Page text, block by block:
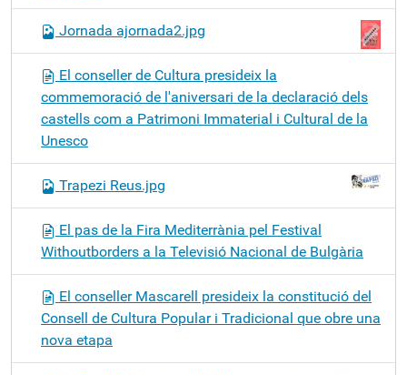
Jornada ajornada2.jpg
El conseller de Cultura presideix la
commemoració de l'aniversari de la declaració dels
castells com a Patrimoni Immaterial i Cultural de la
Unesco
Trapezi Reus.jpg
El pas de la Fira Mediterrània pel Festival
Withoutborders a la Televisió Nacional de Bulgària
El conseller Mascarell presideix la constitució del
Consell de Cultura Popular i Tradicional que obre una
nova etapa